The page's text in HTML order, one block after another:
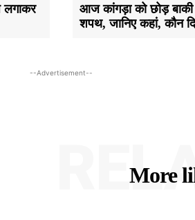
लगाकर
आज कांगड़ा को छोड़
शपथ, जानिए कहां, कौन
--Advertisement--
More